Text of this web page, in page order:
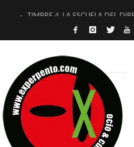
TIMBRE 4, LA ESCUELA DEL
30 AÑOS (NO ES NADA) DE LA
D’BALDOMEROS
MARSHALL FLASH PRESENTA
JOFRE BARDAGÍ EN EXVITA
YORCH PRESENTA [CURSO DE
MAGALÍ SARE NOS